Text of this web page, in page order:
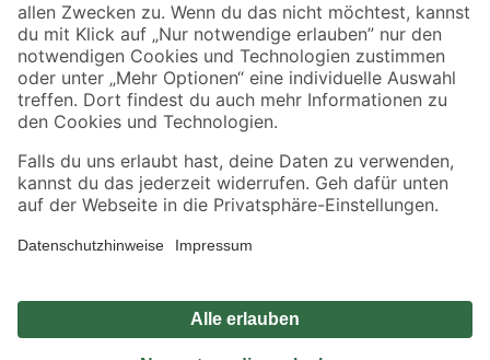
Jetzt die toom-App herunterladen
Alle Preisangaben in EUR inkl. gesetzl. MwSt.. Die dargestellten Angebote sind unter
Umständen nicht in allen Märkten verfügbar. Die angegebenen Verfügbarkeiten beziehen
Produkte nur solange der Vorrat reicht.
*Paketversand ab 59 € versandkostenfrei, gilt nicht für Artikel mit Speditionsversand, hier
Privatsphäre Impressum
Nutzungsbedingungen
Widerrufsrecht
Vertrag widerrufen